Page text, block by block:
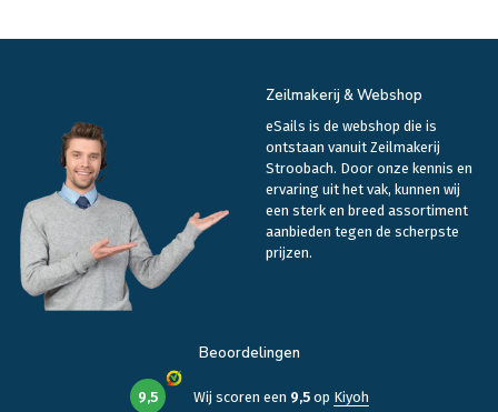
Zeilmakerij & Webshop
eSails is de webshop die is
ontstaan vanuit Zeilmakerij
Stroobach. Door onze kennis en
ervaring uit het vak, kunnen wij
een sterk en breed assortiment
aanbieden tegen de scherpste
prijzen.
Beoordelingen
9,5 Wij scoren een 9,5op Kiyoh